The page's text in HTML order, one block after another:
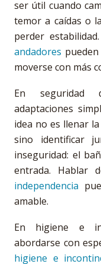
ser útil cuando
temor a caídas o
perder
andadores
moverse con más
En seguridad
adaptaciones
idea no es llenar
sino identificar
inseguridad: el
entrada. Hablar
independencia
amable.
En higiene e
abordarse con
higiene e